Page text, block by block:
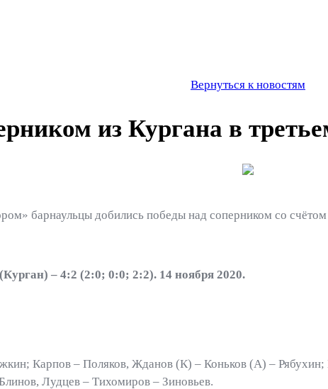
Вернуться к новостям
из Кургана в
барнаульцы добились победы над соперником со
– 4:2 (2:0; 0:0; 2:2). 14 ноября 2020.
Карпов – Поляков, Жданов (К) – Коньков (А) –
Лудцев – Тихомиров – Зиновьев.